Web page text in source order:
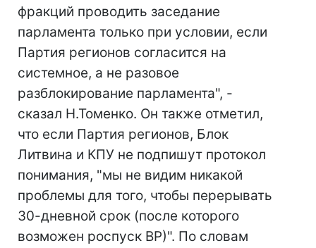
фракций проводить заседание
парламента только при условии, если
Партия регионов согласится на
системное, а не разовое
разблокирование парламента", -
сказал Н.Томенко. Он также отметил,
что если Партия регионов, Блок
Литвина и КПУ не подпишут протокол
понимания, "мы не видим никакой
проблемы для того, чтобы перерывать
30-дневной срок (после которого
возможен роспуск ВР)". По словам